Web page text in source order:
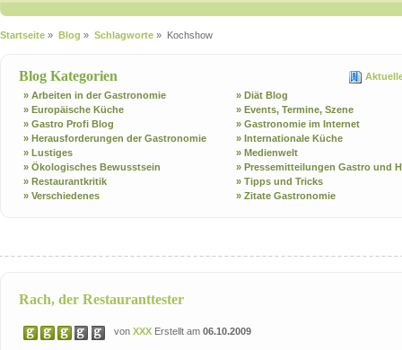
Startseite » Blog » Schlagworte » Kochshow
Blog Kategorien
» Arbeiten in der Gastronomie
» Diät Blog
» Europäische Küche
» Events, Termine, Szene
» Gastro Profi Blog
» Gastronomie im Internet
» Herausforderungen der Gastronomie
» Internationale Küche
» Lustiges
» Medienwelt
» Ökologisches Bewusstsein
» Pressemitteilungen Gastro und
» Restaurantkritik
» Tipps und Tricks
» Verschiedenes
» Zitate Gastronomie
Rach, der Restauranttester
von XXX Erstellt am 06.10.2009